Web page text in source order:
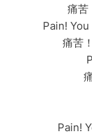
痛苦
Pain!
痛苦
Pain!